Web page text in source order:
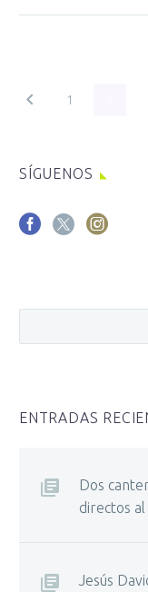
1
SÍGUENOS
ENTRADAS
Dos
directos
Jesús